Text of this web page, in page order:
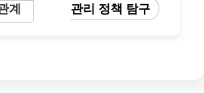
계
관리 정책 탐구